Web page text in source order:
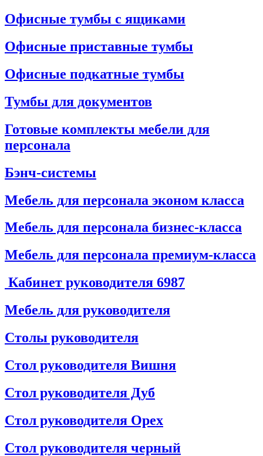
Офисные тумбы с ящиками
Офисные приставные тумбы
Офисные подкатные тумбы
Тумбы для документов
Готовые комплекты мебели для
персонала
Бэнч-системы
Мебель для персонала эконом класса
Мебель для персонала бизнес-класса
Мебель для персонала премиум-класса
Кабинет руководителя 6987
Мебель для руководителя
Столы руководителя
Стол руководителя Вишня
Стол руководителя Дуб
Стол руководителя Орех
Стол руководителя черный